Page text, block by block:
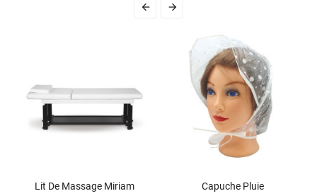
 
Lit De Massage Miriam Capuche Pluie